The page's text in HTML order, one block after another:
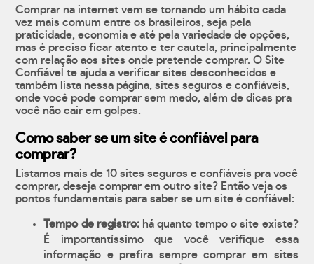
Comprar na internet vem se tornando um hábito cada
vez mais comum entre os brasileiros, seja pela
praticidade, economia e até pela variedade de opções,
mas é preciso ficar atento e ter cautela, principalmente
com relação aos sites onde pretende comprar. O Site
Confiável te ajuda a verificar sites desconhecidos e
também lista nessa página, sites seguros e confiáveis,
onde você pode comprar sem medo, além de dicas pra
você não cair em golpes.
Como saber se um site é confiável para
comprar?
Listamos mais de 10 sites seguros e confiáveis pra você
comprar, deseja comprar em outro site? Então veja os
pontos fundamentais para saber se um site é confiável:
Tempo de registro:há quanto tempo o site existe?
É importantíssimo que você verifique essa
informação e prefira sempre comprar em sites